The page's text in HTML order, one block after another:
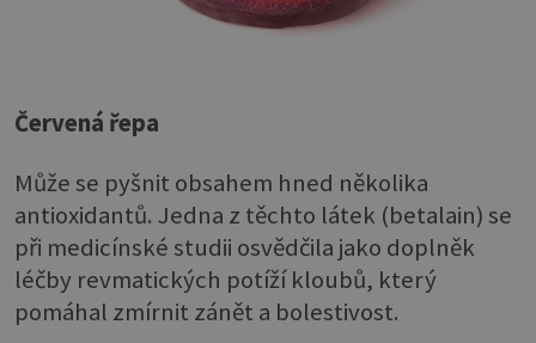
Červená řepa
Může se pyšnit obsahem hned několika
antioxidantů. Jedna z těchto látek (betalain) se
při medicínské studii osvědčila jako doplněk
léčby revmatických potíží kloubů, který
pomáhal zmírnit zánět a bolestivost.